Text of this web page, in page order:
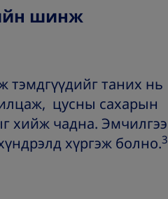
шинж
таних нь
цусны сахарын
хийж чадна. Эмчилгээ
хүргэж болно.3